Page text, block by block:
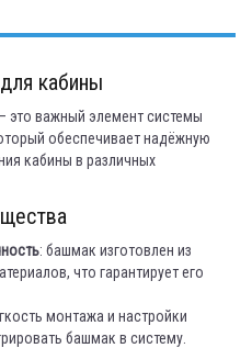
кабины
это важный элемент системы
обеспечивает надёжную
кабины в различных
: башмак изготовлен из
что гарантирует его
монтажа и настройки
башмак в систему.